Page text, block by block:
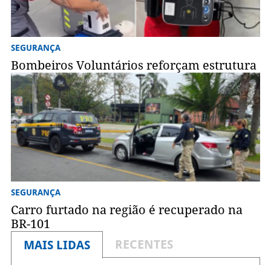
SEGURANÇA
Bombeiros Voluntários reforçam estrutura
SEGURANÇA
Carro furtado na região é recuperado na
BR-101
MAIS LIDAS
RECENTES